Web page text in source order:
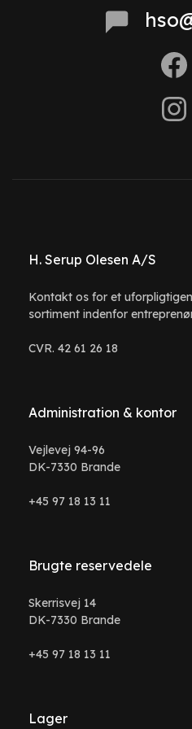
H. Serup Olesen A/S
Kontakt os for et
sortiment indenfor
CVR. 42 61 26 18
Administration & kontor
Vejlevej 94-96
DK-7330 Brande
+45 97 18 13 11
Brugte reservedele
Skerrisvej 14
DK-7330 Brande
+45 97 18 13 11
Lager